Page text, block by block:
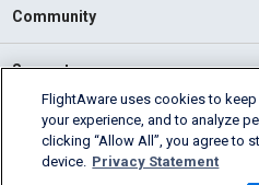
Community
Support
English (USA)
2026 FlightAware
FlightAware uses cookies to
your experience, and to analyze
clicking “Allow All”, you agree to
device. Privacy Statement